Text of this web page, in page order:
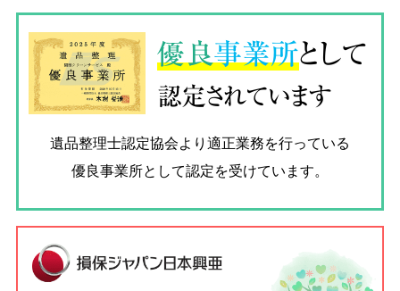
優良事業所として
認定されています
遺品整理士認定協会より適正業務を行っている
優良事業所として認定を受けています。